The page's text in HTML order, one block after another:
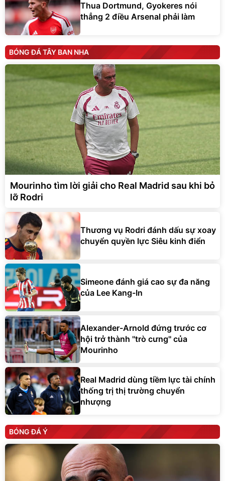
Thua Dortmund, Gyokeres nói
thẳng 2 điều Arsenal phải làm
BÓNG ĐÁ TÂY BAN NHA
Mourinho tìm lời giải cho Real Madrid sau khi bỏ
lỡ Rodri
Thương vụ Rodri đánh dấu sự xoay
chuyển quyền lực Siêu kinh điển
Simeone đánh giá cao sự đa năng
của Lee Kang-In
Alexander-Arnold đứng trước cơ
hội trở thành ''trò cưng'' của
Mourinho
Real Madrid dùng tiềm lực tài chính
thống trị thị trường chuyển
nhượng
BÓNG ĐÁ Ý